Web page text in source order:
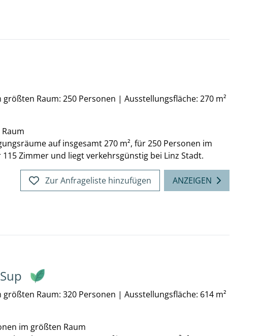
größten Raum: 250 Personen | Ausstellungsfläche: 270 m²
auf insgesamt 270 m², für 250 Personen im
Zimmer und liegt verkehrsgünstig bei Linz Stadt.
Zur Anfrageliste hinzufügen ANZEIGEN
größten Raum: 320 Personen | Ausstellungsfläche: 614 m²
im größten Raum